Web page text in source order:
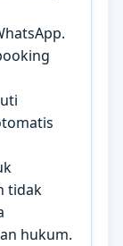
tidak
hukum.